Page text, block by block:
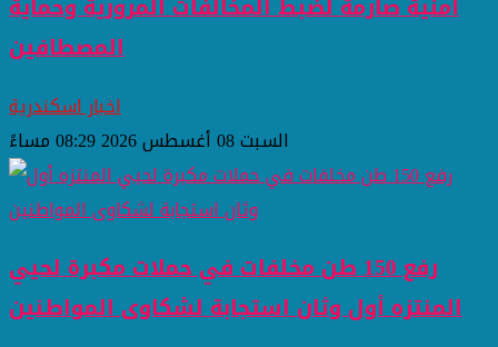
المصطافين
اخبار اسكندرية
السبت 08 أغسطس 2026 08:29 مساءً
رفع 150 طن مخلفات في حملات مكبرة لحيي
المنتزه أول وثان استجابة لشكاوى المواطنين